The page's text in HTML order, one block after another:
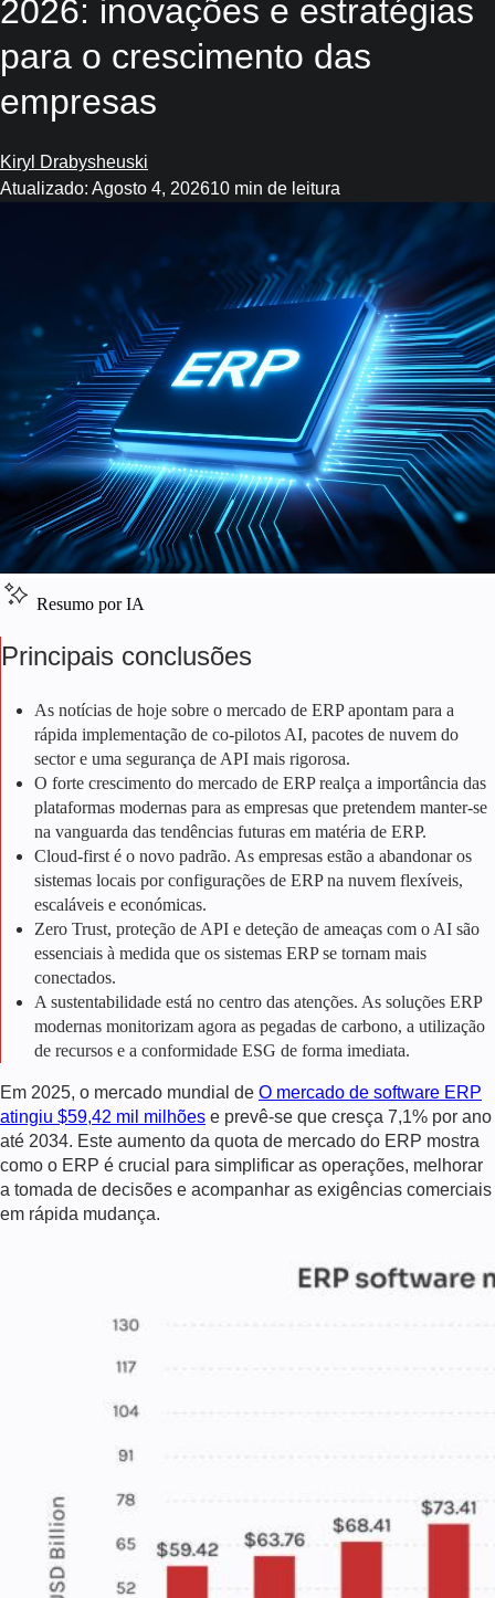
2026: inovações e estratégias
para o crescimento das
empresas
Kiryl Drabysheuski
Atualizado: Agosto 4, 202610 min de leitura
Resumo por IA
Principais conclusões
As notícias de hoje sobre o mercado de ERP apontam para a
rápida implementação de co-pilotos AI, pacotes de nuvem do
sector e uma segurança de API mais rigorosa.
O forte crescimento do mercado de ERP realça a importância das
plataformas modernas para as empresas que pretendem manter-se
na vanguarda das tendências futuras em matéria de ERP.
Cloud-first é o novo padrão. As empresas estão a abandonar os
sistemas locais por configurações de ERP na nuvem flexíveis,
escaláveis e económicas.
Zero Trust, proteção de API e deteção de ameaças com o AI são
essenciais à medida que os sistemas ERP se tornam mais
conectados.
A sustentabilidade está no centro das atenções. As soluções ERP
modernas monitorizam agora as pegadas de carbono, a utilização
de recursos e a conformidade ESG de forma imediata.
Em 2025, o mercado mundial de O mercado de software ERP
atingiu $59,42 mil milhões e prevê-se que cresça 7,1% por ano
até 2034. Este aumento da quota de mercado do ERP mostra
como o ERP é crucial para simplificar as operações, melhorar
a tomada de decisões e acompanhar as exigências comerciais
em rápida mudança.